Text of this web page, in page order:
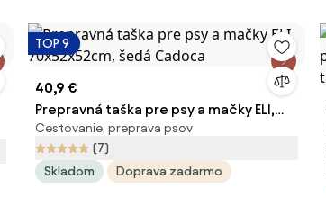
TOP 9
40,9 €
Prepravná taška pre psy a mačky ELI,
70x52x52cm, šedá Cadoca
Cestovanie, preprava psov
(7)
Skladom
Doprava zadarmo